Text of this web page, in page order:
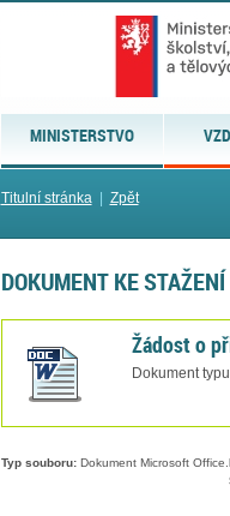
MINISTERSTVO
Titulní stránka| Zpět
DOKUMENT KE STAŽENÍ
Žádost o
Dokument
Typ souboru:Dokument Microsoft Office.